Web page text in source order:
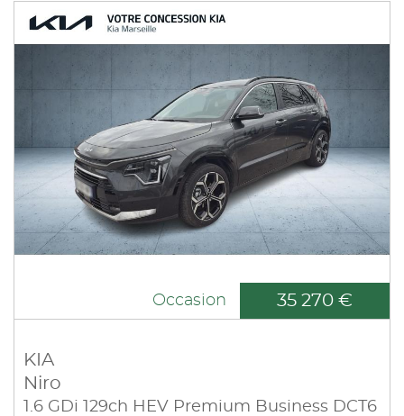
Occasion 35 270 €
KIA
Niro
1.6 GDi 129ch HEV Premium Business DCT6